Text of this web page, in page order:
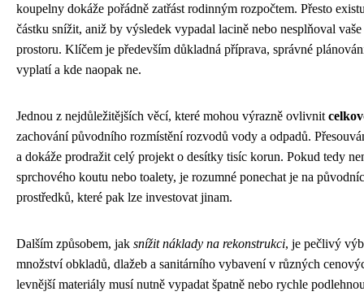
koupelny dokáže pořádně zatřást rodinným rozpočtem. Přesto
částku snížit, aniž by výsledek vypadal lacině nebo nesplňoval
prostoru. Klíčem je především důkladná příprava, správné
vyplatí a kde naopak ne.
Jednou z nejdůležitějších věcí, které mohou výrazně ovlivnit
zachování původního rozmístění rozvodů vody a odpadů.
a dokáže prodražit celý projekt o desítky tisíc korun. Pokud tedy
sprchového koutu nebo toalety, je rozumné ponechat je na
prostředků, které pak lze investovat jinam.
Dalším způsobem, jak snížit náklady na rekonstrukci, je pečlivý
množství obkladů, dlažeb a sanitárního vybavení v různých
levnější materiály musí nutně vypadat špatně nebo rychle